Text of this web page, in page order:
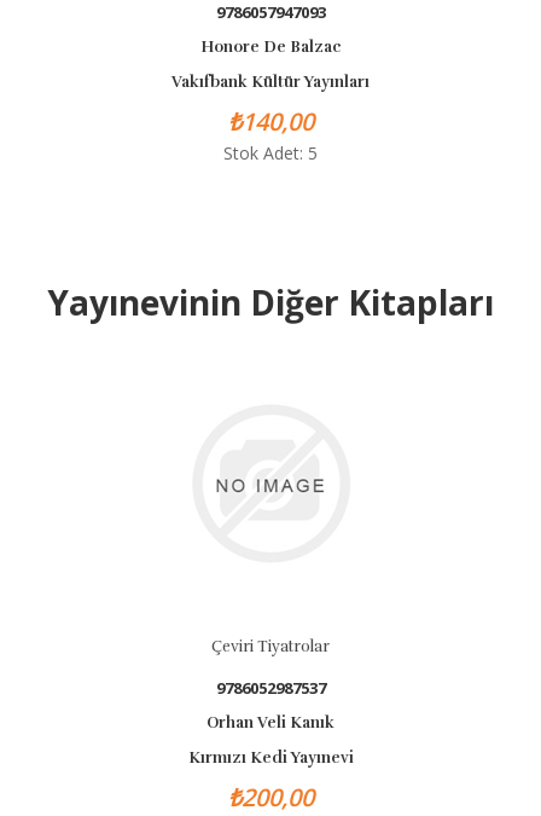
9786057947093
Honore De Balzac
Vakıfbank Kültür Yayınları
₺140,00
Stok Adet: 5
Yayınevinin Diğer Kitapları
Çeviri Tiyatrolar
9786052987537
Orhan Veli Kanık
Kırmızı Kedi Yayınevi
₺200,00